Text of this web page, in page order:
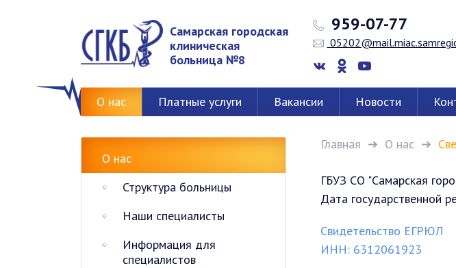
Самарская городская
клиническая
больница №8
959-07-77
О нас Платные услуги Вакансии Новости
О нас
Структура больницы
Наши специалисты
Информация для
специалистов
Главная О нас
ГБУЗ СО "Самарская
Дата государственной
Свидетельство ЕГРЮЛ
ИНН: 6312061923